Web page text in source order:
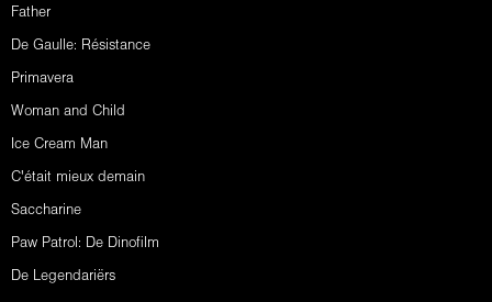
Father
De Gaulle: Résistance
Primavera
Woman and Child
Ice Cream Man
C'était mieux demain
Saccharine
Paw Patrol: De Dinofilm
De Legendariërs